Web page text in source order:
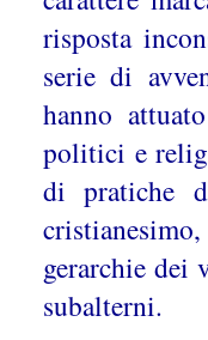
risposta
serie di
hanno
politici e
di pratiche
gerarchie dei
subalterni.